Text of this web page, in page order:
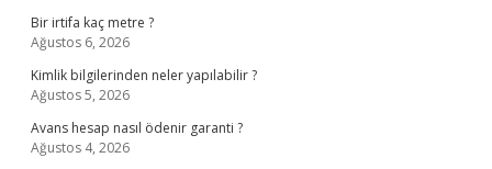
Bir irtifa kaç metre ?
Ağustos 6, 2026
Kimlik bilgilerinden neler yapılabilir ?
Ağustos 5, 2026
Avans hesap nasıl ödenir garanti ?
Ağustos 4, 2026